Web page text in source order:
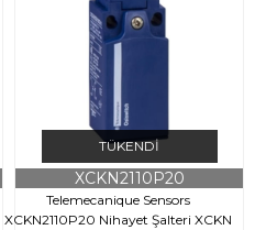
TÜKENDI
Telemecanique Sensors
XCKN2110P20 Nihayet Şalteri XCKN
XCKN2110P20